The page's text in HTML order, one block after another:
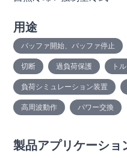
用途
バッファ開始、バッファ停止
切断
過負荷保護 ト
負荷シミュレーション装置
高周波動作
パワー交換
製品アプリケーショ